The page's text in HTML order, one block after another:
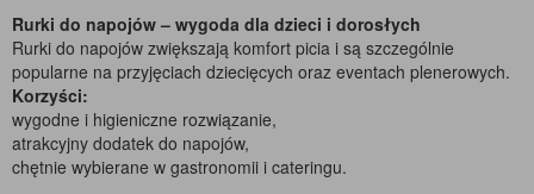
Rurki do napojów – wygoda dla dzieci i dorosłych
Rurki do napojów zwiększają komfort picia i są szczególnie
popularne na przyjęciach dziecięcych oraz eventach plenerowych.
Korzyści:
wygodne i higieniczne rozwiązanie,
atrakcyjny dodatek do napojów,
chętnie wybierane w gastronomii i cateringu.